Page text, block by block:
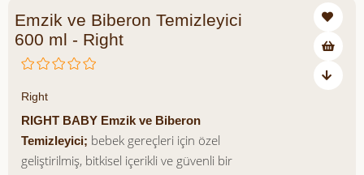
Emzik ve Biberon Temizleyici
600 ml - Right
Right
RIGHT BABY Emzik ve Biberon
Temizleyici; bebek gereçleri için özel
geliştirilmiş, bitkisel içerikli ve güvenli bir